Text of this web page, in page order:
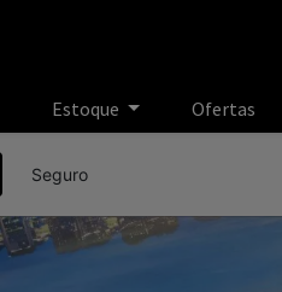
Estoque Ofertas
Seguro